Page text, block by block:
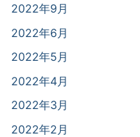
2022年9月
2022年6月
2022年5月
2022年4月
2022年3月
2022年2月